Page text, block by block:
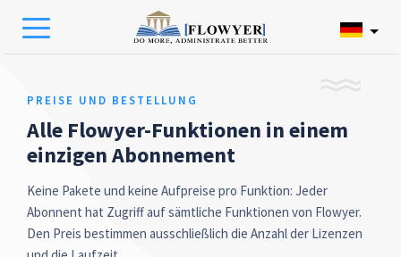
PREISE UND BESTELLUNG
Alle Flowyer-Funktionen in einem
einzigen Abonnement
Keine Pakete und keine Aufpreise pro Funktion: Jeder
Abonnent hat Zugriff auf sämtliche Funktionen von Flowyer.
Den Preis bestimmen ausschließlich die Anzahl der Lizenzen